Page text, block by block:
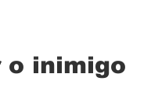
o inimigo